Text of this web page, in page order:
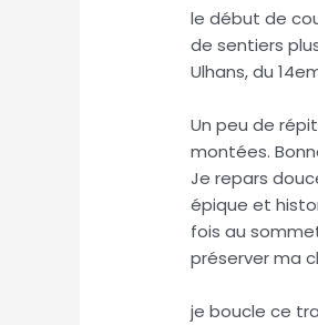
le début de
de sentiers
Ulhans, du
Un peu de
montées.
Je repars
épique et
fois au
préserver ma
je boucle ce